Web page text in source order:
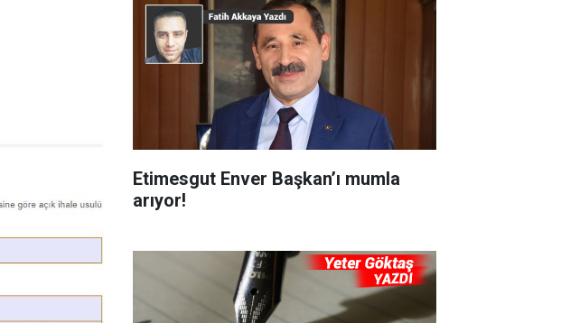
Etimesgut Enver Başkan’ı mumla
arıyor!